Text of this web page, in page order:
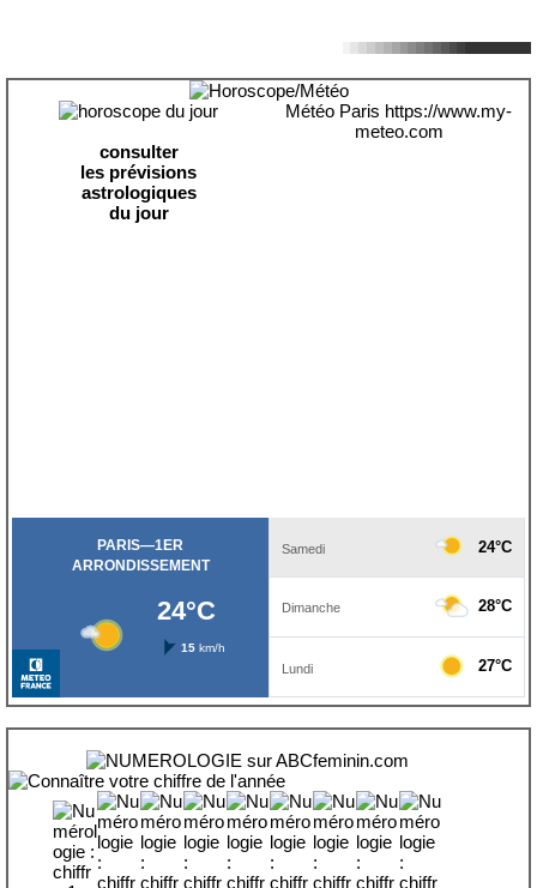
consulter
les prévisions
astrologiques
du jour
Météo Paris https://www.my-
meteo.com